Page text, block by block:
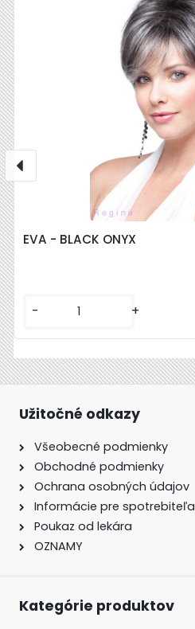
EVA - BLACK ONYX
- +
Užitočné odkazy
Všeobecné podmienky
Obchodné podmienky
Ochrana osobných údajov
Informácie pre spotrebiteľa
Poukaz od lekára
OZNAMY
Kategórie produktov